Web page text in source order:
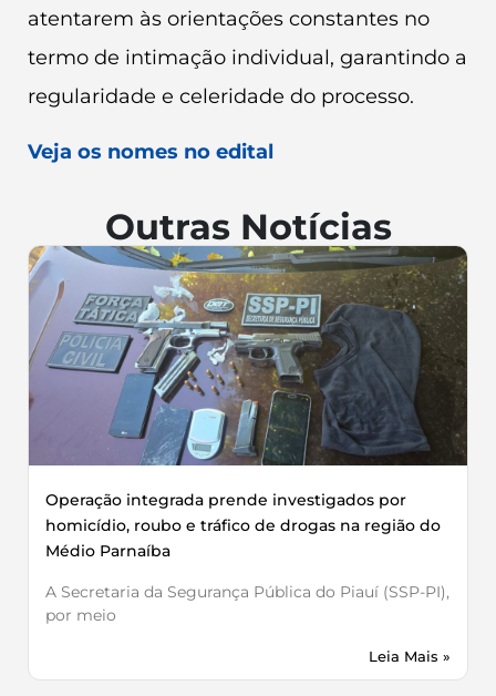
atentarem às orientações constantes no
termo de intimação individual, garantindo a
regularidade e celeridade do processo.
Veja os nomes no edital
Outras Notícias
Operação integrada prende investigados por
homicídio, roubo e tráfico de drogas na região do
Médio Parnaíba
A Secretaria da Segurança Pública do Piauí (SSP-PI),
por meio
Leia Mais »